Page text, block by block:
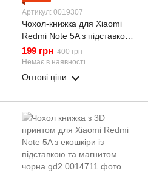
Артикул: 0019307
Чохол-книжка для Xiaomi
Redmi Note 5A з підставкою
на сяомі редмі нот 5а золота
gd1
199 грн 400 грн
Немає в наявності
Оптові ціни